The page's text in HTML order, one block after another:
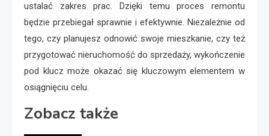
ustalać zakres prac. Dzięki temu proces remontu
będzie przebiegał sprawnie i efektywnie. Niezależnie od
tego, czy planujesz odnowić swoje mieszkanie, czy też
przygotować nieruchomość do sprzedaży, wykończenie
pod klucz może okazać się kluczowym elementem w
osiągnięciu celu.
Zobacz także